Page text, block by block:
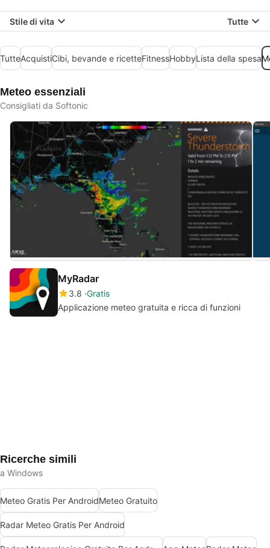
Stile di vita Tutte
TutteAcquistiCibi, bevande e ricetteFitnessHobbyLista della spesa
Meteo essenziali
Consigliati da Softonic
MyRadar
3.8 Gratis
Applicazione meteo gratuita e ricca di funzioni
Ricerche simili
a Windows
Meteo Gratis Per AndroidMeteo Gratuito
Radar Meteo Gratis Per Android